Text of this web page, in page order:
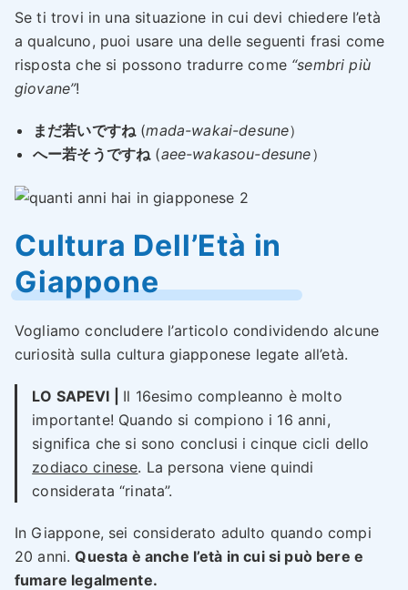
Se ti trovi in una situazione in cui devi chiedere l’età
a qualcuno, puoi usare una delle seguenti frasi come
risposta che si possono tradurre come “sembri più
giovane”!
まだ若いですね(mada-wakai-desune）
へー若そうですね(aee-wakasou-desune）
Cultura Dell’Età in
Giappone
Vogliamo concludere l’articolo condividendo alcune
curiosità sulla cultura giapponese legate all’età.
LO SAPEVI | Il 16esimo compleanno è molto
importante! Quando si compiono i 16 anni,
significa che si sono conclusi i cinque cicli dello
zodiaco cinese. La persona viene quindi
considerata “rinata”.
In Giappone, sei considerato adulto quando compi
20 anni.Questa è anche l’età in cui si può bere e
fumare legalmente.